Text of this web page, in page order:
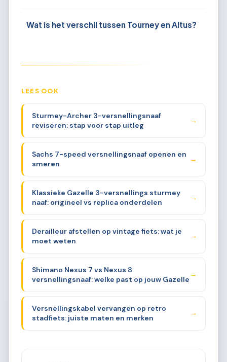
Wat is het verschil tussen Tourney en Altus?
LEES OOK
Sturmey-Archer 3-versnellingsnaaf
reviseren: stap voor stap uitleg
→
Sachs 7-speed versnellingsnaaf openen en
smeren
→
Klassieke Gazelle 3-versnellings sturmey
naaf: origineel vs replica onderdelen
→
Derailleur afstellen op vintage fiets: wat je
moet weten
→
Shimano Nexus 7 vs Nexus 8
versnellingsnaaf: welke past op jouw Gazelle
→
Versnellingskabel vervangen op retro
stadfiets: juiste maten en merken
→